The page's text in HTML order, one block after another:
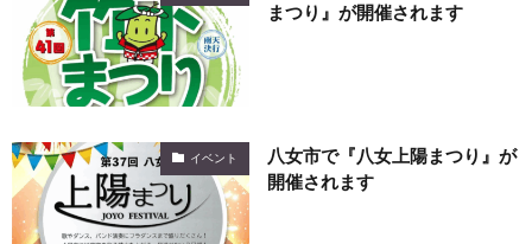
まつり』が開催されます
イベント
八女市で『八女上陽まつり』が
開催されます